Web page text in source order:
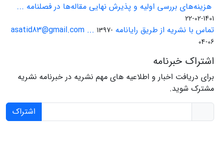
هزینه‌های بررسی اولیه و پذیرش نهایی مقاله‌ها در فصلنامه ...
1401-02-22
تماس با نشریه از طریق رایانامه asatid83@gmail.com ... 1397-
04-06
اشتراک خبرنامه
برای دریافت اخبار و اطلاعیه های مهم نشریه در خبرنامه نشریه
مشترک شوید.
اشتراک